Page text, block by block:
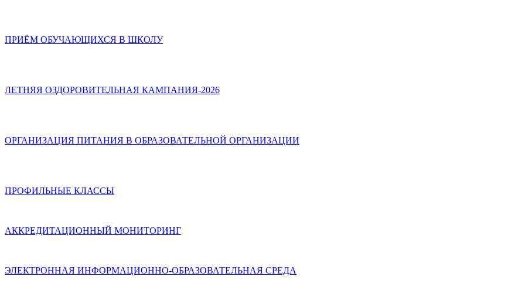
ПРИЁМ ОБУЧАЮЩИХСЯ В ШКОЛУ
ЛЕТНЯЯ ОЗДОРОВИТЕЛЬНАЯ КАМПАНИЯ-2026
ОРГАНИЗАЦИЯ ПИТАНИЯ В ОБРАЗОВАТЕЛЬНОЙ ОРГАНИЗАЦИИ
ПРОФИЛЬНЫЕ КЛАССЫ
АККРЕДИТАЦИОННЫЙ МОНИТОРИНГ
ЭЛЕКТРОННАЯ ИНФОРМАЦИОННО-ОБРАЗОВАТЕЛЬНАЯ СРЕДА